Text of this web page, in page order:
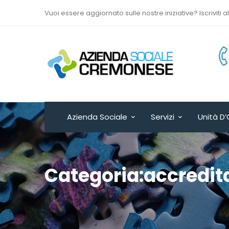
Vuoi essere aggiornato sulle nostre iniziative? Iscriviti
Via Sant’Antonio del
Fuoco n. 9/A
Cremona - ITALY
Azienda Sociale Servizi Unità